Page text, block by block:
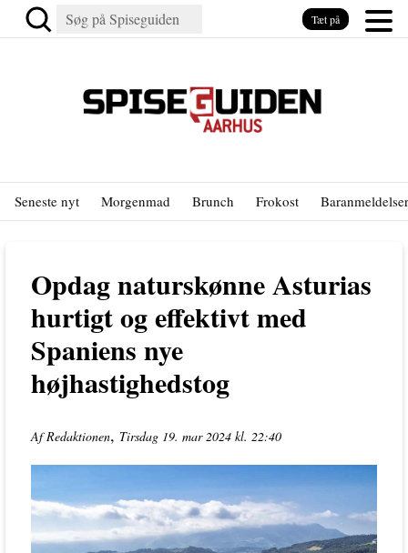
Seneste nyt Morgenmad Brunch Frokost Baranmeldelser
Opdag naturskønne Asturias
hurtigt og effektivt med
Spaniens nye
højhastighedstog
Af Redaktionen, Tirsdag 19. mar 2024 kl. 22:40
Tæt på